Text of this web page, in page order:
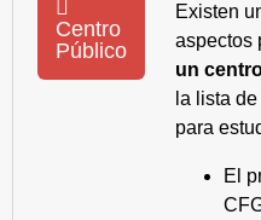
Centro
Público
Existen
aspectos
un
la lista
para
El